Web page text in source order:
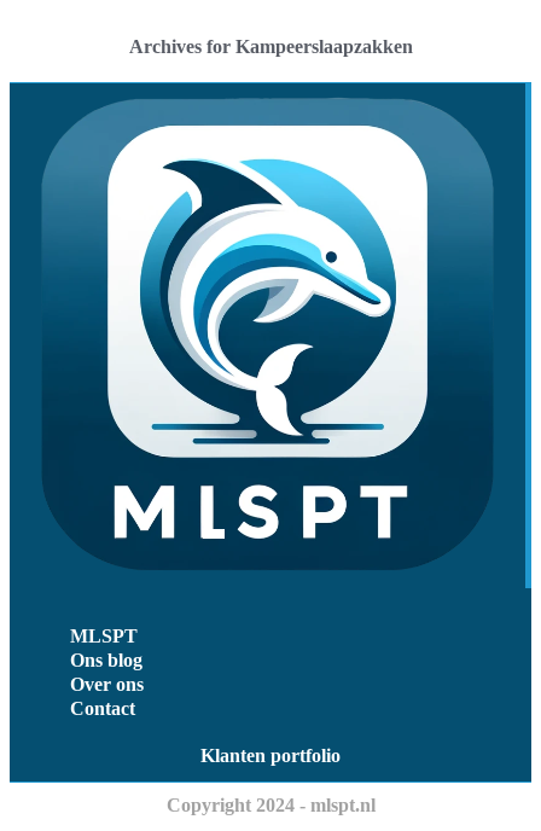
Archives for Kampeerslaapzakken
MLSPT
Ons blog
Over ons
Contact
Klanten portfolio
Copyright 2024 - mlspt.nl